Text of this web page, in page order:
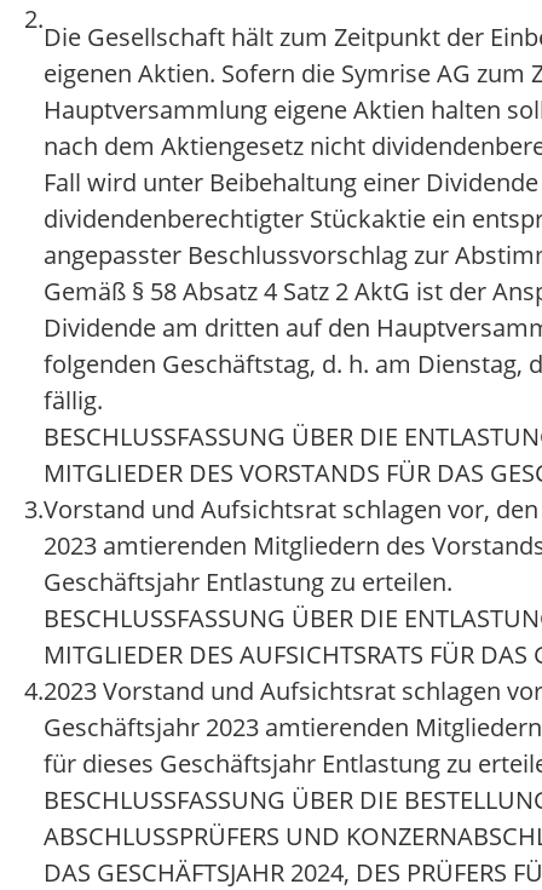
2.
Die Gesellschaft hält zum Zeitpunkt der
eigenen Aktien. Sofern die Symrise AG zum
Hauptversammlung eigene Aktien halten
nach dem Aktiengesetz nicht
Fall wird unter Beibehaltung einer
dividendenberechtigter Stückaktie ein
angepasster Beschlussvorschlag zur
Gemäß § 58 Absatz 4 Satz 2 AktG ist der
Dividende am dritten auf den
folgenden Geschäftstag, d. h. am Dienstag,
fällig.
3.
BESCHLUSSFASSUNG ÜBER DIE
MITGLIEDER DES VORSTANDS FÜR DAS
Vorstand und Aufsichtsrat schlagen vor,
2023 amtierenden Mitgliedern des
Geschäftsjahr Entlastung zu erteilen.
4.
BESCHLUSSFASSUNG ÜBER DIE
MITGLIEDER DES AUFSICHTSRATS FÜR DAS
2023 Vorstand und Aufsichtsrat schlagen
Geschäftsjahr 2023 amtierenden
für dieses Geschäftsjahr Entlastung zu
BESCHLUSSFASSUNG ÜBER DIE
ABSCHLUSSPRÜFERS UND
DAS GESCHÄFTSJAHR 2024, DES PRÜFERS